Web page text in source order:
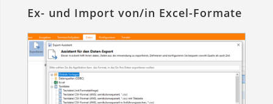
Ex- und Import von/in Excel-Formate